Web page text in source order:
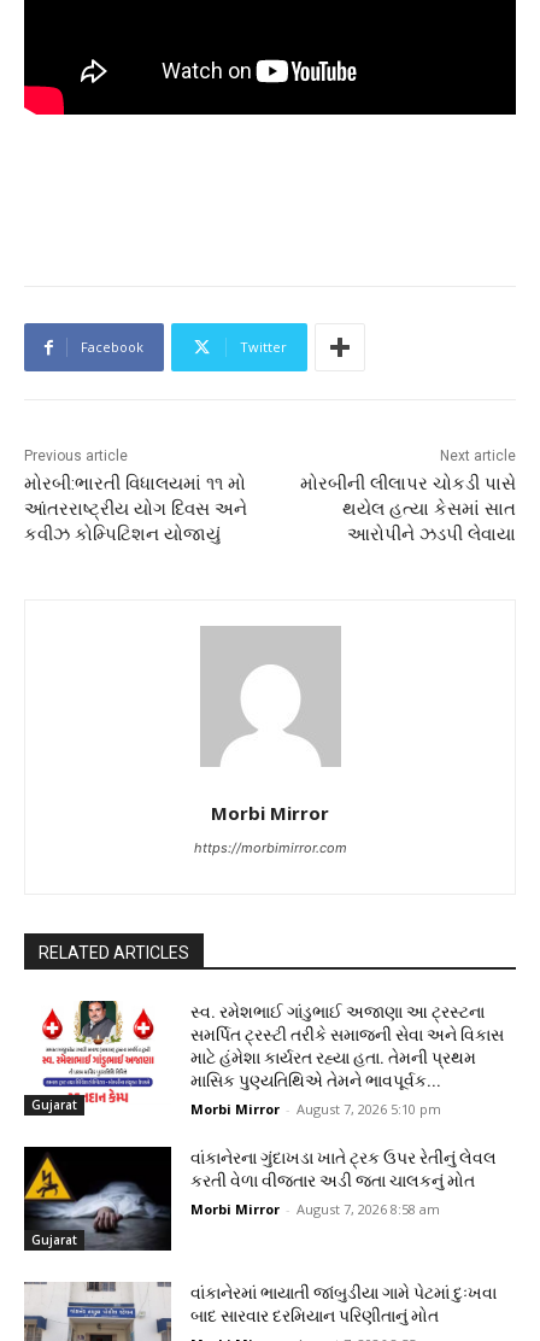
Facebook Twitter
Previous article
મોરબી:ભારતી વિધાલયમાં ૧૧ મો
આંતરરાષ્ટ્રીય યોગ દિવસ અને
કવીઝ કોમ્પિટિશન યોજાયું
Next article
મોરબીની લીલાપર ચોકડી પાસે
થયેલ હત્યા કેસમાં સાત
આરોપીને ઝડપી લેવાયા
Morbi Mirror
https://morbimirror.com
RELATED ARTICLES
Gujarat
સ્વ. રમેશભાઈ ગાંડુભાઈ અજાણા આ ટ્રસ્ટના
સમર્પિત ટ્રસ્ટી તરીકે સમાજની સેવા અને વિકાસ
માટે હંમેશા કાર્યરત રહ્યા હતા. તેમની પ્રથમ
માસિક પુણ્યતિથિએ તેમને ભાવપૂર્વક...
Morbi Mirror - August 7, 2026 5:10 pm
Gujarat
વાંકાનેરના ગુંદાખડા ખાતે ટ્રક ઉપર રેતીનું લેવલ
કરતી વેળા વીજતાર અડી જતા ચાલકનું મોત
Morbi Mirror - August 7, 2026 8:58 am
વાંકાનેરમાં ભાયાતી જાંબુડીયા ગામે પેટમાં દુઃખવા
બાદ સારવાર દરમિયાન પરિણીતાનું મોત